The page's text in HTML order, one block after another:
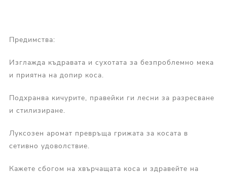
Предимства:
Изглажда къдравата и сухотата за безпроблемно мека
и приятна на допир коса.
Подхранва кичурите, правейки ги лесни за разресване
и стилизиране.
Луксозен аромат превръща грижата за косата в
сетивно удоволствие.
Кажете сбогом на хвърчащата коса и здравейте на